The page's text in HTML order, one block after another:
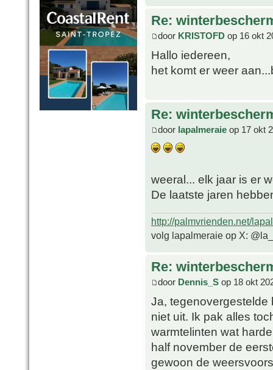
Re:
door KRISTOFD op 16 okt
Hallo iedereen,
het komt er weer
Re:
door lapalmeraie op 17 okt
weeral... elk jaar is er
De laatste jaren
http://palmvrienden.net/
volg lapalmeraie op X:
Re:
door Dennis_S op 18 okt
Ja, tegenovergestelde
niet uit. Ik pak alles
warmtelinten wat
half november de
gewoon de